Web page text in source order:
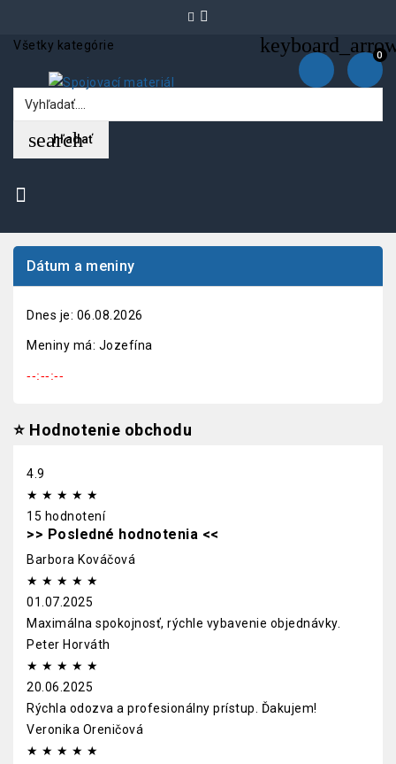
0
Všetky kategórie
search
hľadať
Dátum a meniny
Dnes je: 06.08.2026
Meniny má: Jozefína
--:--:--
⭐ Hodnotenie obchodu
4.9
★ ★ ★ ★ ★
15 hodnotení
>> Posledné hodnotenia <<
Barbora Kováčová
★ ★ ★ ★ ★
01.07.2025
Maximálna spokojnosť, rýchle vybavenie objednávky.
Peter Horváth
★ ★ ★ ★ ★
20.06.2025
Rýchla odozva a profesionálny prístup. Ďakujem!
Veronika Oreničová
★ ★ ★ ★ ★